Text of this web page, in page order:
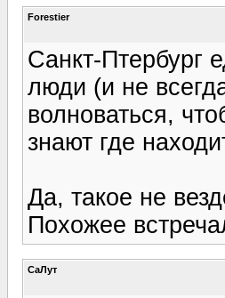
Forestier
Санкт-Птербург
люди (и не
волноваться,
знают где
Да, такое не
Похожее
СаЛут